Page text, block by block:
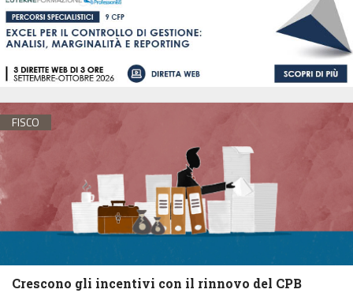
FISCO
Crescono gli incentivi con il rinnovo del CPB